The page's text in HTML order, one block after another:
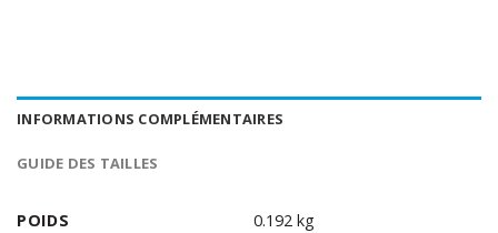
INFORMATIONS COMPLÉMENTAIRES
GUIDE DES TAILLES
POIDS
0.192 kg